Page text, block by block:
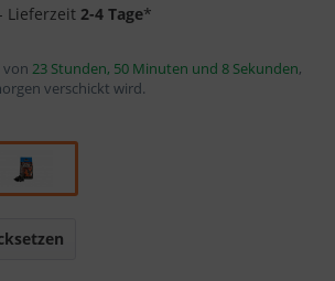
Lieferzeit 2-4 Tage*
von 23 Stunden, 50 Minuten und 7 Sekunden,
verschickt wird.